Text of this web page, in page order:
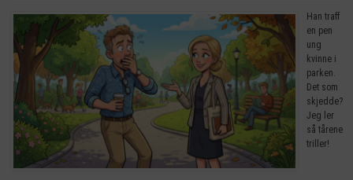
Han traff
en pen
ung
kvinne i
parken.
Det som
skjedde?
Jeg ler
så tårene
triller!